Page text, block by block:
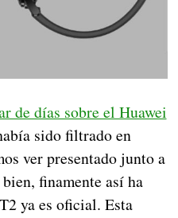
de días sobre el Huawei
sido filtrado en
ver presentado junto a
finamente así ha
ya es oficial. Esta